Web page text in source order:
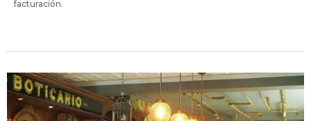
facturación.